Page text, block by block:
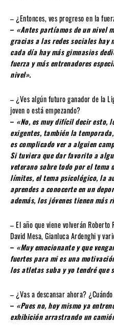
– ¿Entonces, ves progreso en la
– «Antes partíamos de un nivel
gracias a las redes sociales hay
cada día hay más gimnasios
fuerza y más entrenadores
nivel».
– ¿Ves algún futuro ganador de la
joven o está empezando?
– «No, es muy difícil decir esto,
exigentes, también la
es complicado ver a alguien
Si tuviera que dar favorito a
veterano sobre todo por el tema
límites, el tema psicológico, la
aprendes a conocerte en un
además, los jóvenes tienen más
– El año que viene volverán
David Mesa, Gianluca Ardenghi y
– «Muy emocionante y que
fuertes para mi es una
los atletas suba y yo tendré que
– ¿Vas a descansar ahora?
– «Pues no, hoy mismo ya
exhibición arrastrando un